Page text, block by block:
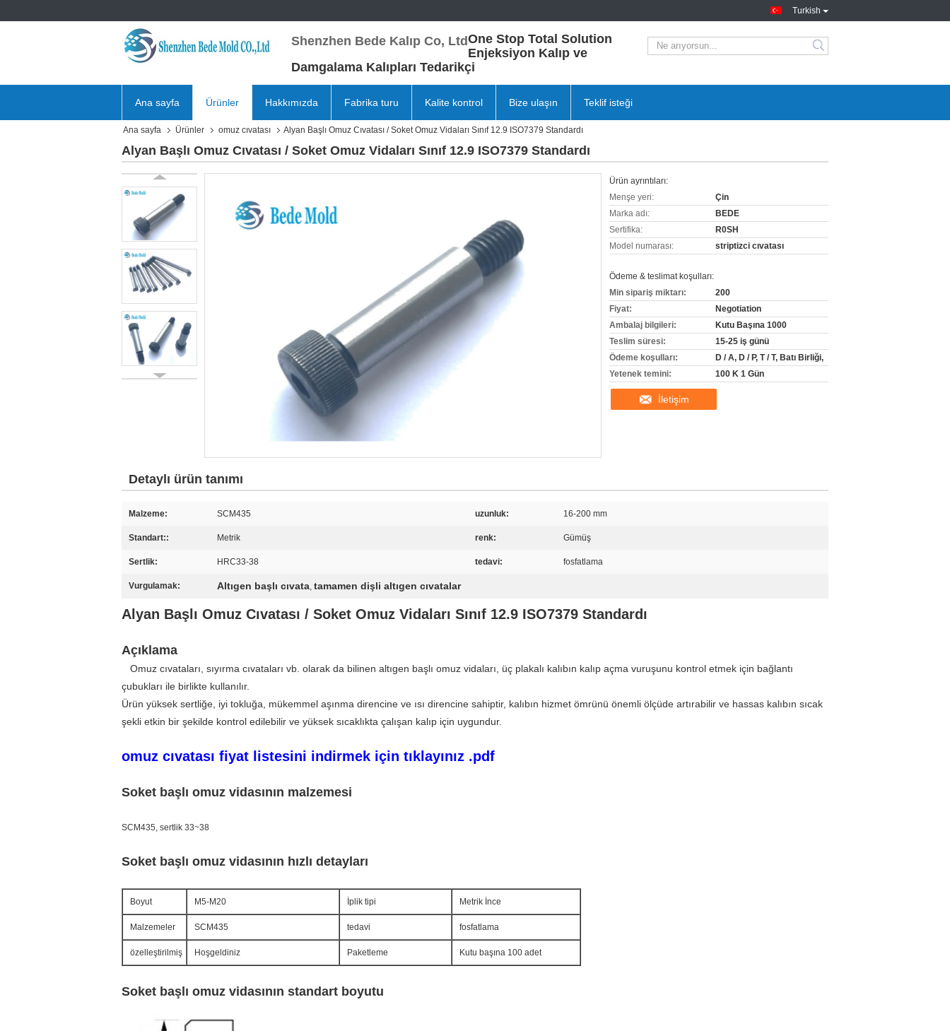
Turkish
Shenzhen Bede Kalıp Co, LtdOne Stop Total Solution
Enjeksiyon Kalıp ve
Damgalama Kalıpları Tedarikçi
Ana sayfa Ürünler Hakkımızda Fabrika turu Kalite kontrol Bize ulaşın Teklif isteği
Ana sayfa Ürünler omuz cıvatası Alyan Başlı Omuz Cıvatası / Soket Omuz Vidaları Sınıf 12.9 ISO7379 Standardı
Alyan Başlı Omuz Cıvatası / Soket Omuz Vidaları Sınıf 12.9 ISO7379 Standardı
Ürün ayrıntıları:
Menşe yeri:
Çin
Marka adı:
BEDE
Sertifika:
R0SH
Model numarası:
striptizci cıvatası
Ödeme & teslimat koşulları:
Min sipariş miktarı:
200
Fiyat:
Negotiation
Ambalaj bilgileri:
Kutu Başına 1000
Teslim süresi:
15-25 iş günü
Ödeme koşulları:
D / A, D / P, T / T, Batı Birliği,
Yetenek temini:
100 K 1 Gün
İletişim
Detaylı ürün tanımı
Malzeme: SCM435 uzunluk: 16-200 mm
Standart:: Metrik renk: Gümüş
Sertlik: HRC33-38 tedavi: fosfatlama
Vurgulamak: Altıgen başlı cıvata, tamamen dişli altıgen cıvatalar
Alyan Başlı Omuz Cıvatası / Soket Omuz Vidaları Sınıf 12.9 ISO7379 Standardı
Açıklama
Omuz cıvataları, sıyırma cıvataları vb. olarak da bilinen altıgen başlı omuz vidaları, üç plakalı kalıbın kalıp açma vuruşunu kontrol etmek için bağlantı
çubukları ile birlikte kullanılır.
Ürün yüksek sertliğe, iyi tokluğa, mükemmel aşınma direncine ve ısı direncine sahiptir, kalıbın hizmet ömrünü önemli ölçüde artırabilir ve hassas kalıbın sıcak
şekli etkin bir şekilde kontrol edilebilir ve yüksek sıcaklıkta çalışan kalıp için uygundur.
omuz cıvatası fiyat listesini indirmek için tıklayınız .pdf
Soket başlı omuz vidasının malzemesi
SCM435, sertlik 33~38
Soket başlı omuz vidasının hızlı detayları
Boyut M5-M20 İplik tipi Metrik İnce
Malzemeler SCM435 tedavi fosfatlama
özelleştirilmiş Hoşgeldiniz Paketleme Kutu başına 100 adet
Soket başlı omuz vidasının standart boyutu